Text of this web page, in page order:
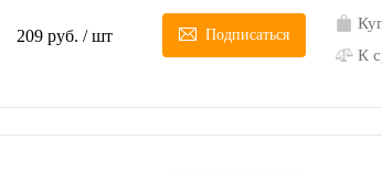
209 руб. / шт Подписаться
К